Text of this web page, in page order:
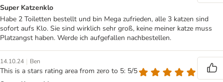
Super Katzenklo
Habe 2 Toiletten bestellt und bin Mega zufrieden, alle 3 katzen sind
sofort aufs Klo. Sie sind wirklich sehr groß, keine meiner katze muss
Platzangst haben. Werde ich aufgefallen nachbestellen.
14.10.24 | Ben
This is a stars rating area from zero to 5: 5/5